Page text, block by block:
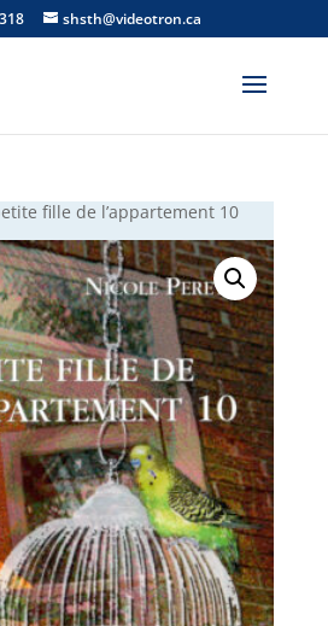
shsth@videotron.ca
fille de l’appartement 10